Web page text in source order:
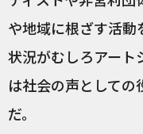
や地域に根ざす活
状況がむしろアート
は社会の声として
だ。